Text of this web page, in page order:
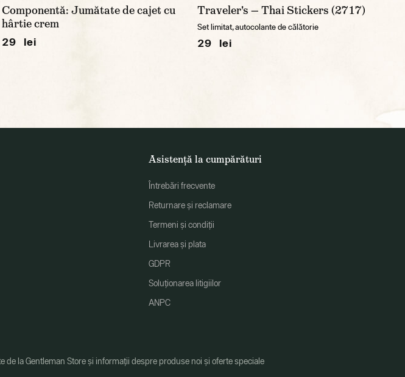
Componentă: Jumătate de cajet cu
hârtie crem
29 lei
Traveler's — Thai Stickers (2717)
Set limitat, autocolante de călătorie
29 lei
Asistență la cumpărături
Întrebări frecvente
Returnare și reclamare
Termeni și condiții
Livrarea și plata
GDPR
Soluționarea litigiilor
ANPC
de la Gentleman Store și informații despre produse noi și oferte speciale